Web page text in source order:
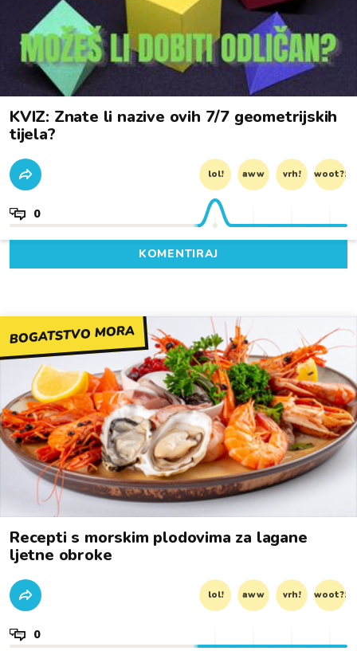
KVIZ: Znate li nazive ovih 7/7 geometrijskih
tijela?
lol! aww vrh! woot?!
0
KOMENTIRAJ
BOGATSTVO MORA
Recepti s morskim plodovima za lagane
ljetne obroke
lol! aww vrh! woot?!
0